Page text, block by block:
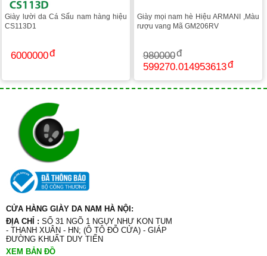
Giày lười da Cá Sấu nam hàng hiệu
CS113D1
6000000
Giày mọi nam hè Hiệu ARMANI ,Màu
rượu vang Mã GM206RV
980000
599270.014953613
CỬA HÀNG GIÀY DA NAM HÀ NỘI:
ĐỊA CHỈ : SỐ 31 NGÕ 1 NGỤY NHƯ KON TUM
- THANH XUÂN - HN; (Ô TÔ ĐỖ CỬA) - GIÁP
ĐƯỜNG KHUẤT DUY TIẾN
XEM BẢN ĐỒ